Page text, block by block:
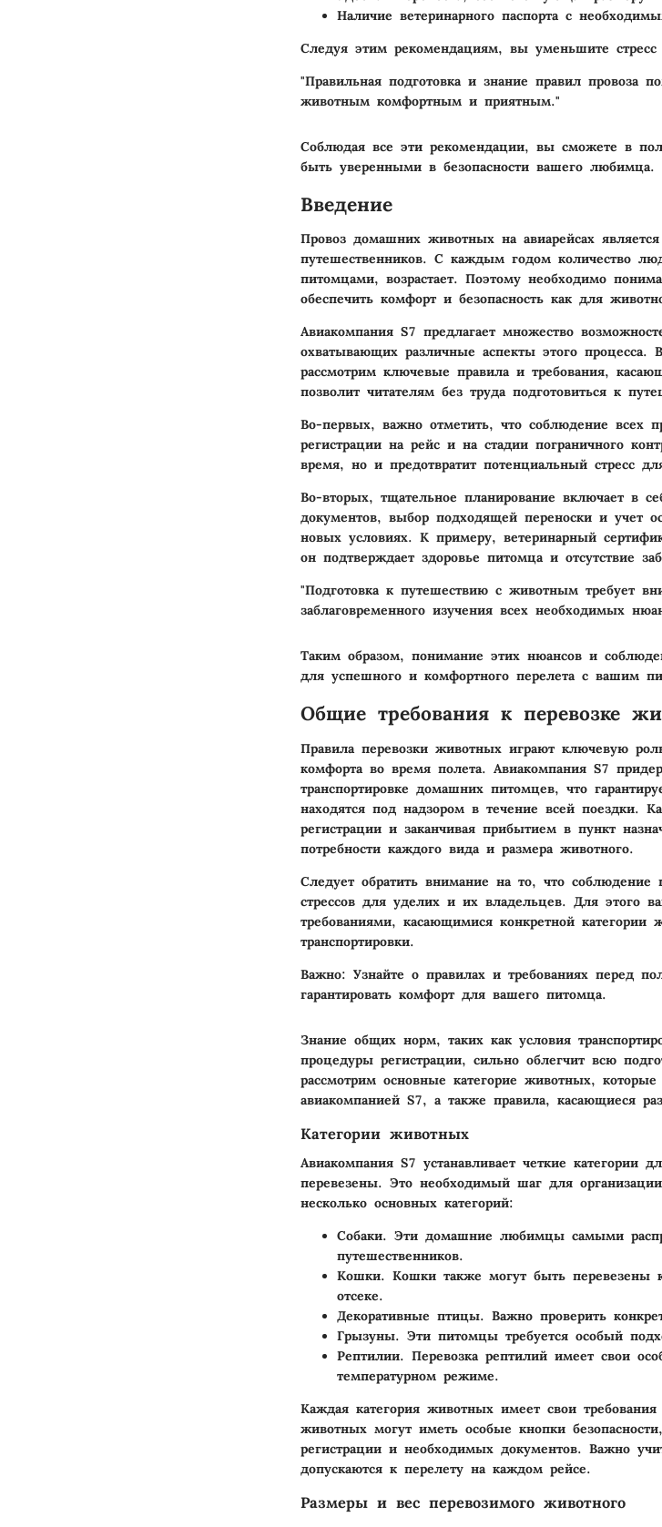
Наличие ветеринарного паспорта с
Следуя этим рекомендациям, вы уменьшите
"Правильная подготовка и знание правил провоза
животным комфортным и приятным."
Соблюдая все эти рекомендации, вы сможете в
быть уверенными в безопасности вашего любимца.
Введение
Провоз домашних животных на авиарейсах
путешественников. С каждым годом количество
питомцами, возрастает. Поэтому необходимо
обеспечить комфорт и безопасность как для
Авиакомпания S7 предлагает множество
охватывающих различные аспекты этого процесса.
рассмотрим ключевые правила и требования,
позволит читателям без труда подготовиться к
Во-первых, важно отметить, что соблюдение всех
регистрации на рейс и на стадии пограничного
время, но и предотвратит потенциальный стресс
Во-вторых, тщательное планирование включает в
документов, выбор подходящей переноски и учет
новых условиях. К примеру, ветеринарный
он подтверждает здоровье питомца и отсутствие
"Подготовка к путешествию с животным требует
заблаговременного изучения всех необходимых
Таким образом, понимание этих нюансов и
для успешного и комфортного перелета с вашим
Общие требования к перевозке
Правила перевозки животных играют ключевую
комфорта во время полета. Авиакомпания S7
транспортировке домашних питомцев, что
находятся под надзором в течение всей поездки.
регистрации и заканчивая прибытием в пункт
потребности каждого вида и размера животного.
Следует обратить внимание на то, что
стрессов для уделих и их владельцев. Для этого
требованиями, касающимися конкретной
транспортировки.
Важно: Узнайте о правилах и требованиях перед
гарантировать комфорт для вашего питомца.
Знание общих норм, таких как условия
процедуры регистрации, сильно облегчит всю
рассмотрим основные категорие животных,
авиакомпанией S7, а также правила, касающиеся
Категории животных
Авиакомпания S7 устанавливает четкие категории
перевезены. Это необходимый шаг для
несколько основных категорий:
Собаки. Эти домашние любимцы самыми
путешественников.
Кошки. Кошки также могут быть перевезены
отсеке.
Декоративные птицы. Важно проверить
Грызуны. Эти питомцы требуется особый
Рептилии. Перевозка рептилий имеет свои
температурном режиме.
Каждая категория животных имеет свои
животных могут иметь особые кнопки
регистрации и необходимых документов. Важно
допускаются к перелету на каждом рейсе.
Размеры и вес перевозимого животного